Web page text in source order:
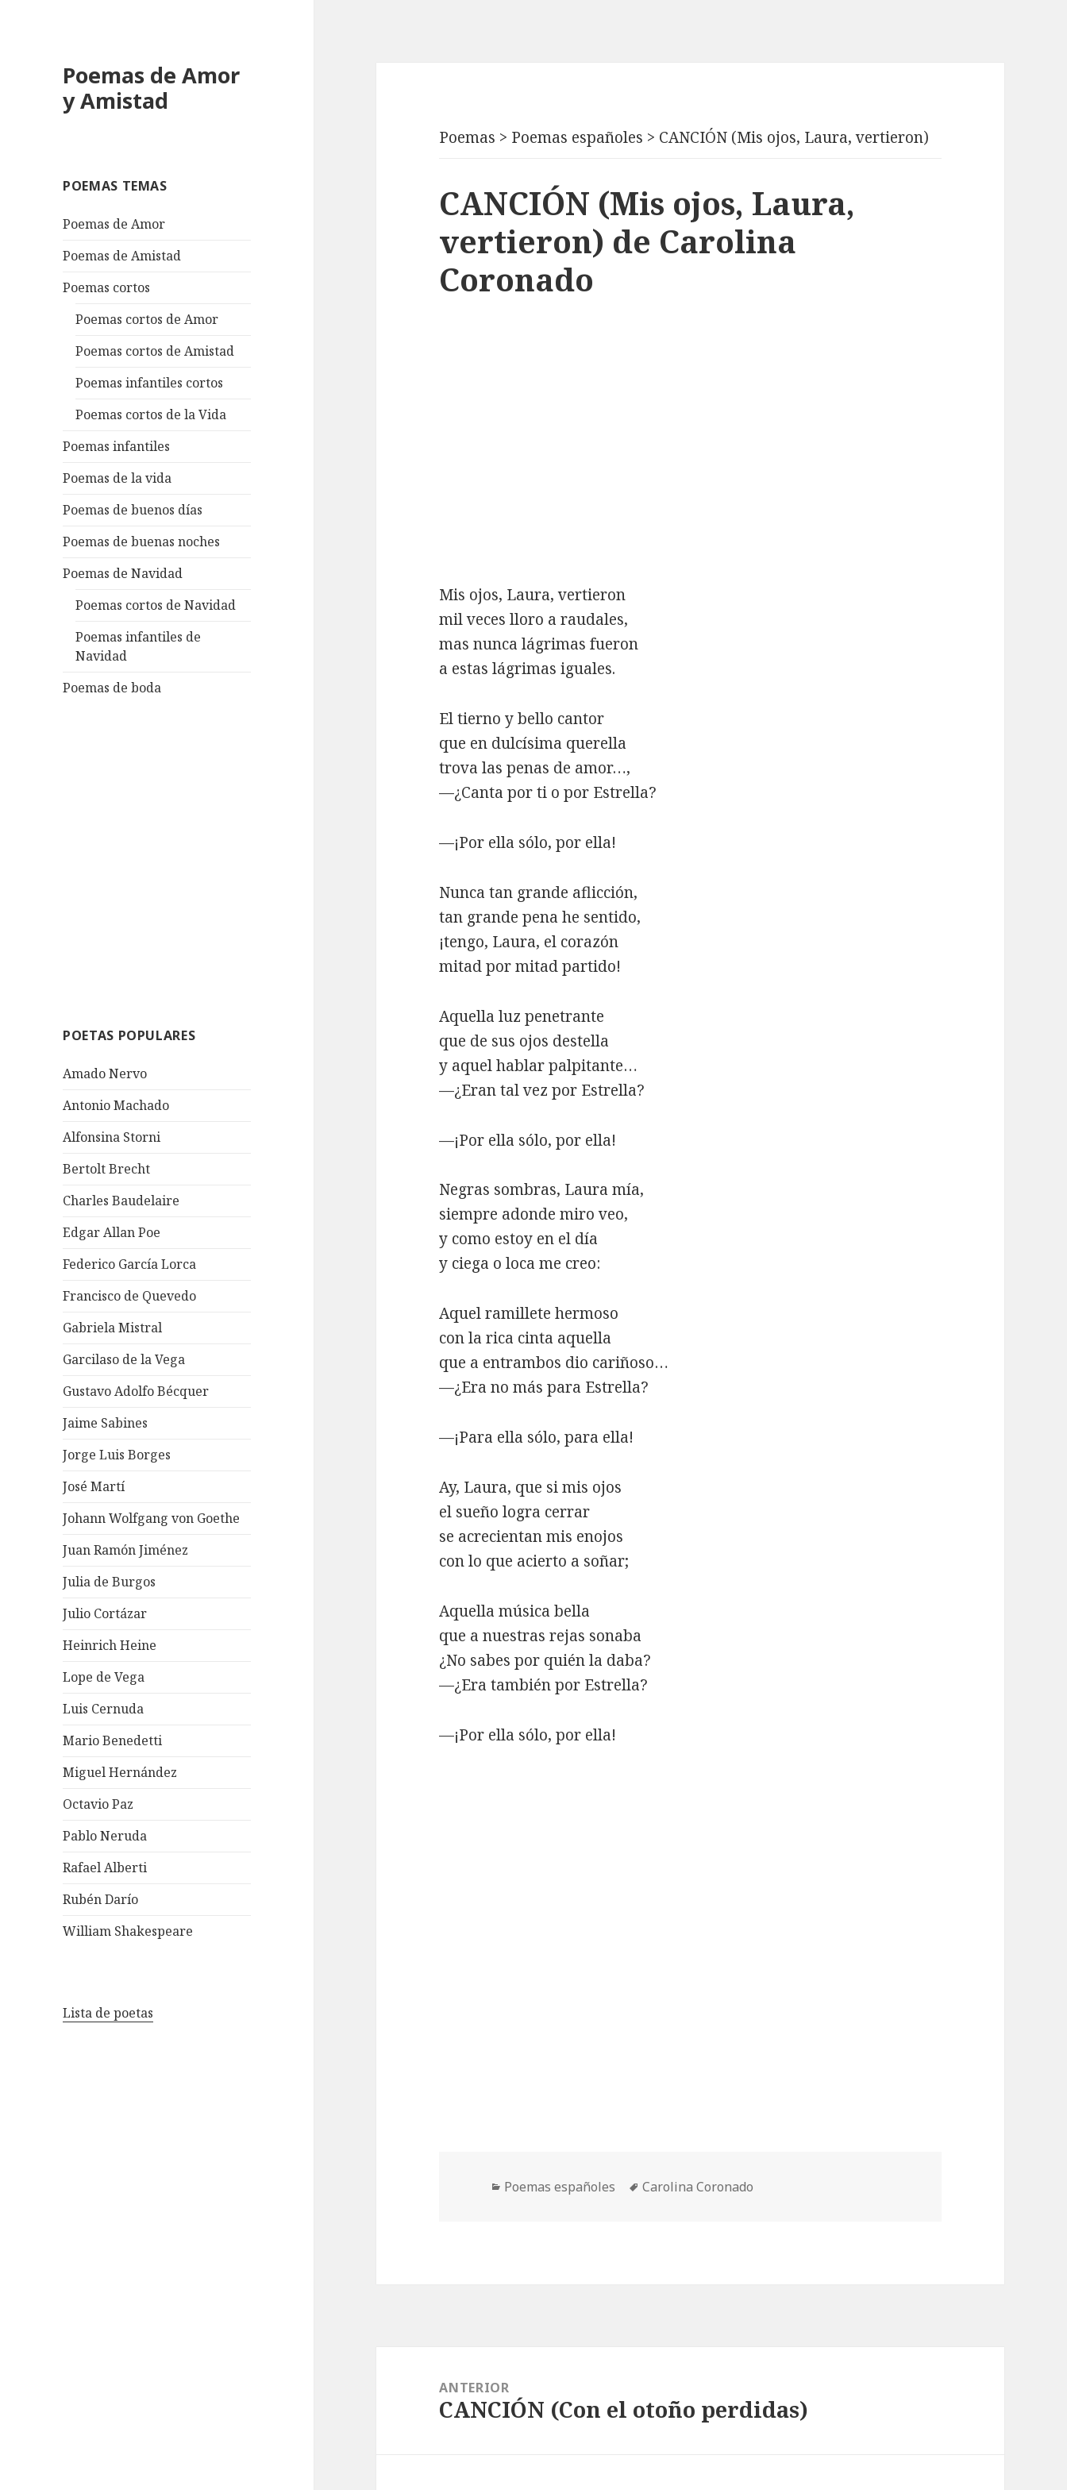
Poemas de Amor
y Amistad
POEMAS TEMAS
Poemas de Amor
Poemas de Amistad
Poemas cortos
Poemas cortos de Amor
Poemas cortos de Amistad
Poemas infantiles cortos
Poemas cortos de la Vida
Poemas infantiles
Poemas de la vida
Poemas de buenos días
Poemas de buenas noches
Poemas de Navidad
Poemas cortos de Navidad
Poemas infantiles de
Navidad
Poemas de boda
POETAS POPULARES
Amado Nervo
Antonio Machado
Alfonsina Storni
Bertolt Brecht
Charles Baudelaire
Edgar Allan Poe
Federico García Lorca
Francisco de Quevedo
Gabriela Mistral
Garcilaso de la Vega
Gustavo Adolfo Bécquer
Jaime Sabines
Jorge Luis Borges
José Martí
Johann Wolfgang von Goethe
Juan Ramón Jiménez
Julia de Burgos
Julio Cortázar
Heinrich Heine
Lope de Vega
Luis Cernuda
Mario Benedetti
Miguel Hernández
Octavio Paz
Pablo Neruda
Rafael Alberti
Rubén Darío
William Shakespeare
Lista de poetas
Poemas > Poemas españoles > CANCIÓN (Mis ojos, Laura, vertieron)
CANCIÓN (Mis ojos, Laura,
vertieron) de Carolina
Coronado
Mis ojos, Laura, vertieron
mil veces lloro a raudales,
mas nunca lágrimas fueron
a estas lágrimas iguales.
El tierno y bello cantor
que en dulcísima querella
trova las penas de amor…,
—¿Canta por ti o por Estrella?
—¡Por ella sólo, por ella!
Nunca tan grande aflicción,
tan grande pena he sentido,
¡tengo, Laura, el corazón
mitad por mitad partido!
Aquella luz penetrante
que de sus ojos destella
y aquel hablar palpitante…
—¿Eran tal vez por Estrella?
—¡Por ella sólo, por ella!
Negras sombras, Laura mía,
siempre adonde miro veo,
y como estoy en el día
y ciega o loca me creo:
Aquel ramillete hermoso
con la rica cinta aquella
que a entrambos dio cariñoso…
—¿Era no más para Estrella?
—¡Para ella sólo, para ella!
Ay, Laura, que si mis ojos
el sueño logra cerrar
se acrecientan mis enojos
con lo que acierto a soñar;
Aquella música bella
que a nuestras rejas sonaba
¿No sabes por quién la daba?
—¿Era también por Estrella?
—¡Por ella sólo, por ella!
Categorías
Poemas españoles Etiquetas
Carolina Coronado
entradas
ANTERIOR
Entrada
CANCIÓN (Con el otoño perdidas)